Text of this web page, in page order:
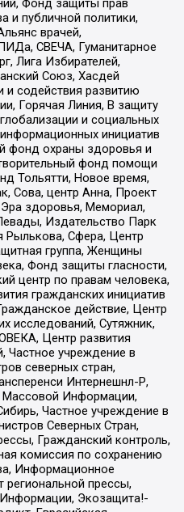
Фонд защиты прав
и публичной политики,
врачей,
СВЕЧА, Гуманитарное
Лига Избирателей,
Союз, Хасдей
содействия развитию
Горячая Линия, В защиту
и социальных
инициатив
фонд охраны здоровья и
фонд помощи
Тольятти, Новое время,
Сова, центр Анна, Проект
здоровья, Мемориал,
Издательство Парк
Рылькова, Сфера, Центр
группа, Женщины
Фонд защиты гласности,
центр по правам человека,
гражданских инициатив
действие, Центр
исследований, Сутяжник,
Центр развития
Частное учреждение в
северных стран,
Интернешнл-Р,
Информации,
Частное учреждение в
Северных Стран,
Гражданский контроль,
комиссия по сохранению
Информационное
региональной прессы,
Экозащита!-